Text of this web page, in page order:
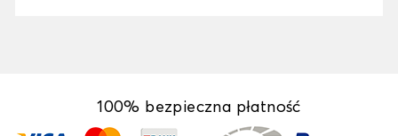
100% bezpieczna płatność